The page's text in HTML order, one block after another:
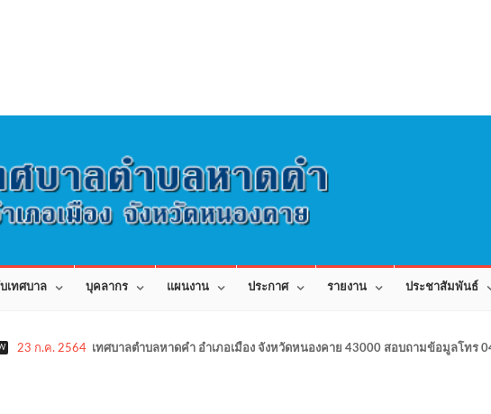
เทศบาล บุคลากร แผนงาน ประกาศ รายงาน ประชาสัมพันธ์
23 ก.ค. 2564 เทศบาลตำบลหาดคำ อำเภอเมือง จังหวัดหนองคาย 43000 สอบถามข้อมูลโทร